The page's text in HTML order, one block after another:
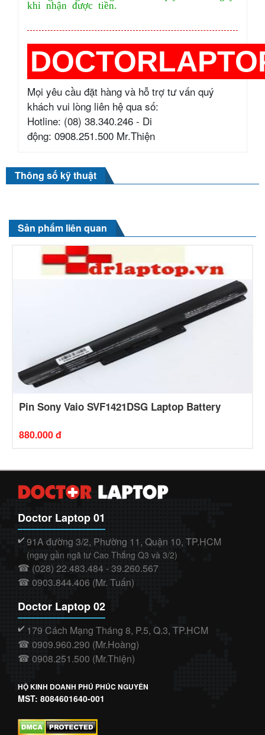
khi nhận được tiền.
Mọi yêu cầu đặt hàng và hỗ trợ tư vấn quý
khách vui lòng liên hệ qua số:
Hotline: (08) 38.340.246 - Di
động: 0908.251.500 Mr.Thiện
Thông số kỹ thuật
Sản phẩm liên quan
Pin Sony Vaio SVF1421DSG Laptop Battery
880.000 đ
Doctor Laptop 01
✔️ 91A đường 3/2, Phường 11, Quận 10, TP.HCM
(ngay gần ngã tư Cao Thắng Q3 và 3/2)
☎ (028) 22.483.484 - 39.260.567
☎ 0903.844.406 (Mr. Tuấn)
Doctor Laptop 02
✔️ 179 Cách Mạng Tháng 8, P.5, Q.3, TP.HCM
☎ 0909.960.290 (Mr.Hoàng)
☎ 0908.251.500 (Mr.Thiện)
HỘ KINH DOANH PHÚ PHÚC NGUYÊN
MST: 8084601640-001